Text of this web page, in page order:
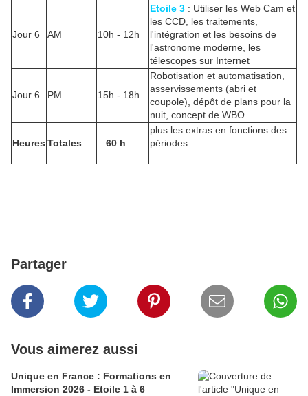
Jour 6 AM 10h - 12h
Etoile 3 : Utiliser les Web Cam et
les CCD, les traitements,
l'intégration et les besoins de
l'astronome moderne, les
télescopes sur Internet
Jour 6 PM 15h - 18h
Robotisation et automatisation,
asservissements (abri et
coupole), dépôt de plans pour la
nuit, concept de WBO.
Heures Totales 60 h
plus les extras en fonctions des
périodes
Partager
Vous aimerez aussi
Unique en France : Formations en
Immersion 2026 - Etoile 1 à 6